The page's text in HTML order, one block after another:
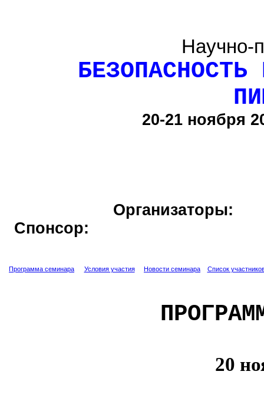
Научно-
20-21 ноября
Спонсор:
Программа семинара Условия участия Новости семинара Список
20